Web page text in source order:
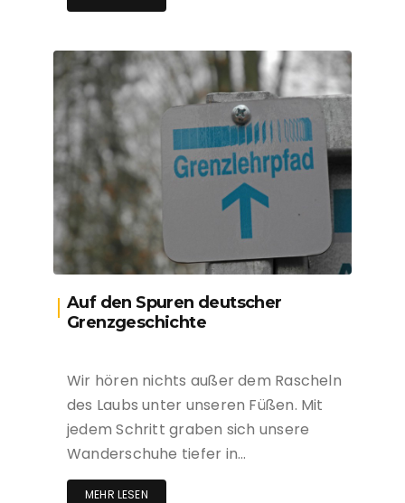
Auf den Spuren deutscher
Grenzgeschichte
Wir hören nichts außer dem Rascheln
des Laubs unter unseren Füßen. Mit
jedem Schritt graben sich unsere
Wanderschuhe tiefer in…
MEHR LESEN